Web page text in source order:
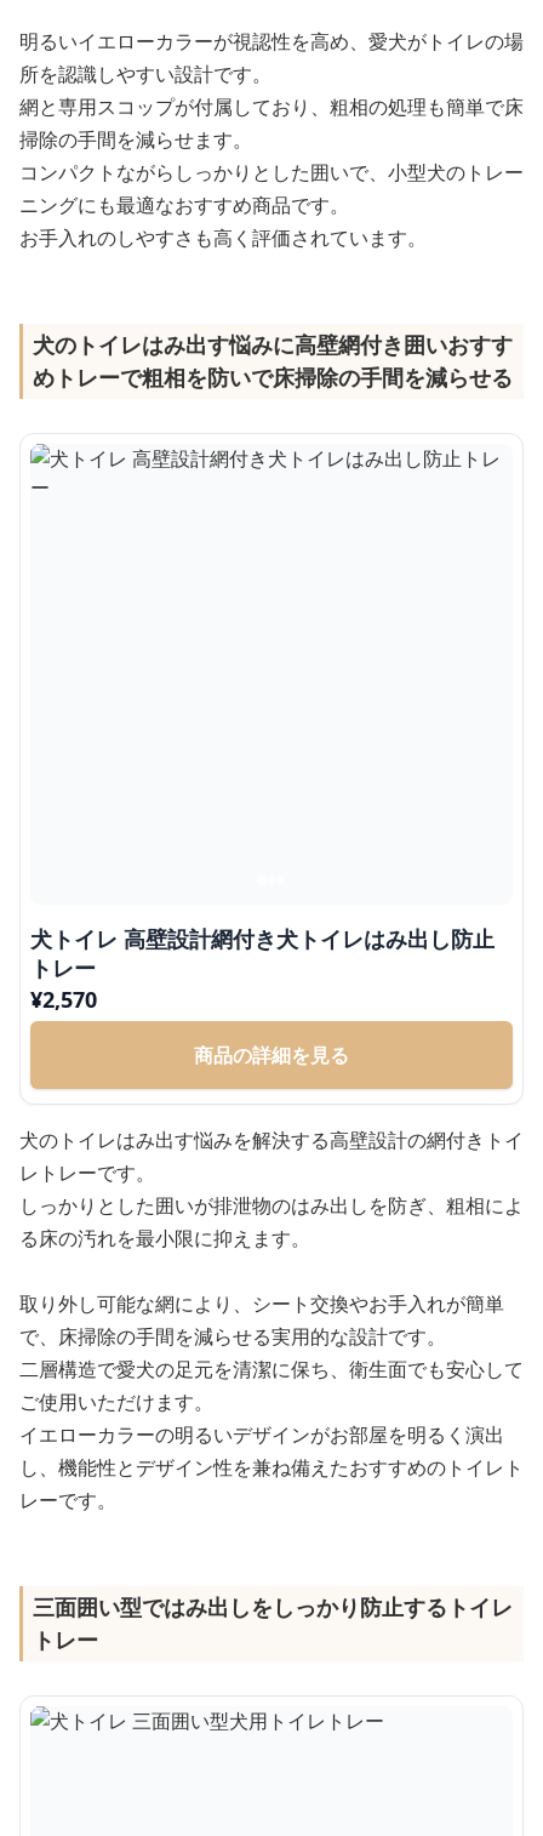
明るいイエローカラーが視認性を高め、愛犬がトイレの場
所を認識しやすい設計です。
網と専用スコップが付属しており、粗相の処理も簡単で床
掃除の手間を減らせます。
コンパクトながらしっかりとした囲いで、小型犬のトレー
ニングにも最適なおすすめ商品です。
お手入れのしやすさも高く評価されています。
犬のトイレはみ出す悩みに高壁網付き囲いおすす
めトレーで粗相を防いで床掃除の手間を減らせる
犬トイレ 高壁設計網付き犬トイレはみ出し防止
トレー
¥2,570
商品の詳細を見る
犬のトイレはみ出す悩みを解決する高壁設計の網付きトイ
レトレーです。
しっかりとした囲いが排泄物のはみ出しを防ぎ、粗相によ
る床の汚れを最小限に抑えます。
取り外し可能な網により、シート交換やお手入れが簡単
で、床掃除の手間を減らせる実用的な設計です。
二層構造で愛犬の足元を清潔に保ち、衛生面でも安心して
ご使用いただけます。
イエローカラーの明るいデザインがお部屋を明るく演出
し、機能性とデザイン性を兼ね備えたおすすめのトイレト
レーです。
三面囲い型ではみ出しをしっかり防止するトイレ
トレー